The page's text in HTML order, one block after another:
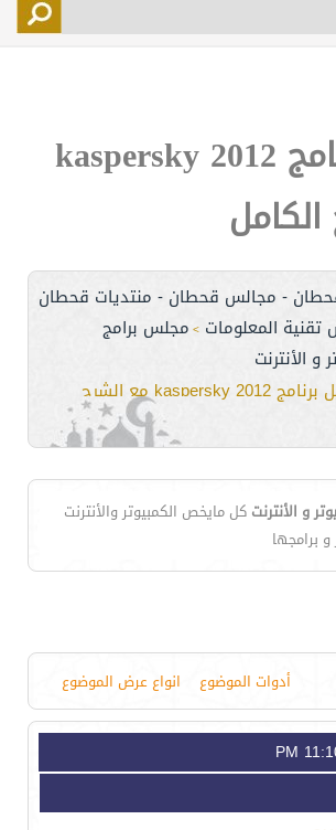
تحميل برنامج kaspersky 2012
- مجالس قحطان - منتديات قحطان
المعلومات > مجلس برامج
و الأنترنت
تحميل برنامج kaspersky 2012 مع الشرح
و الأنترنت كل مايخص الكمبيوتر والأنترنت
برامجها
أدوات الموضوع انواع عرض الموضوع